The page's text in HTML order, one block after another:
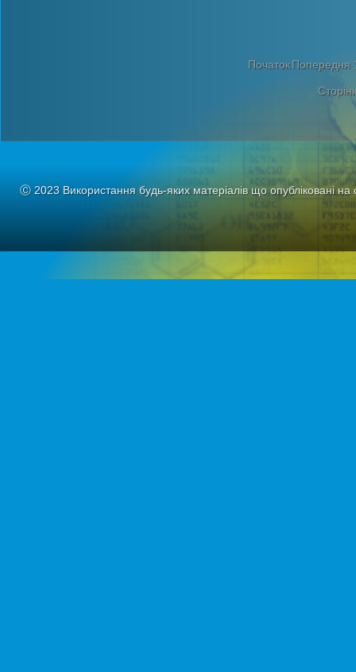
ПочатокПопередня
Ⓒ 2023 Використання будь-яких матеріалів що опубліковані